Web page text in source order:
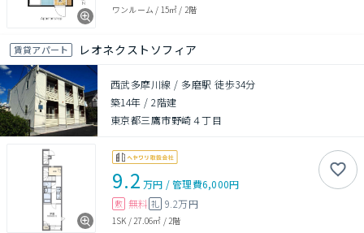
ワンルーム / 15㎡ / 2階
賃貸アパート レオネクストソフィア
西武多摩川線 / 多磨駅 徒歩34分
築14年 /2階建
東京都三鷹市野崎４丁目
9.2 万円 /管理費6,000円
敷 無料 礼 9.2万円
1SK /27.06㎡ /2階